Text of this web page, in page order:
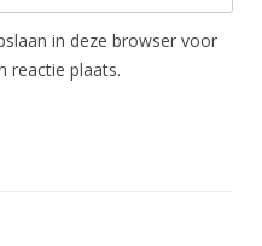
in deze browser voor
reactie plaats.